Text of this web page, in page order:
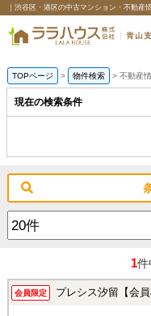
｜渋谷区・港区の中古マンション・不動産
TOPページ > 物件検索 > 不動産
現在の検索条件
1件
会員限定 プレシス汐留【会